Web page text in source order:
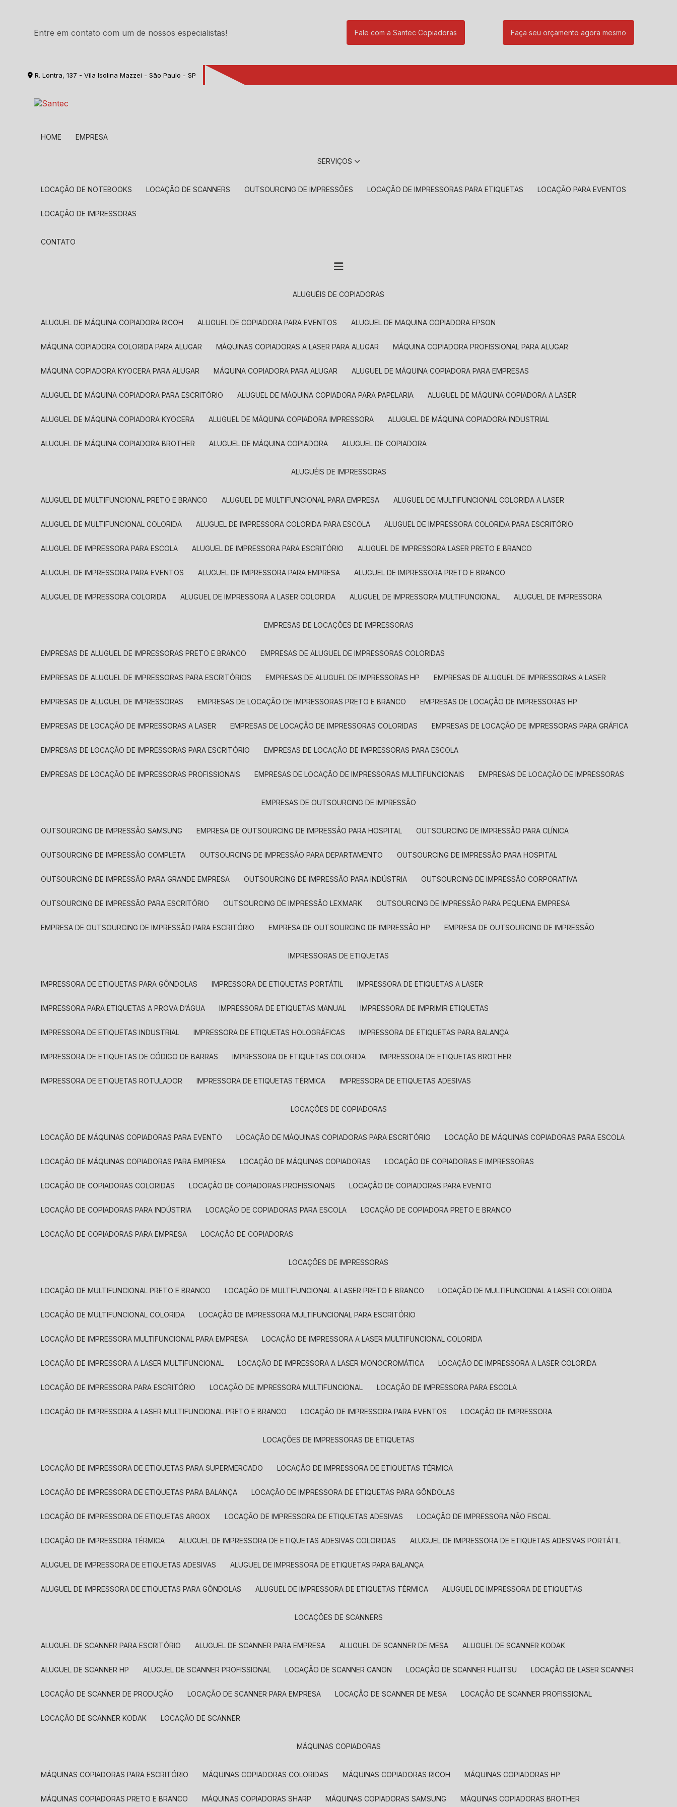
Entre em contato com um de nossos especialistas! Fale com a Santec Copiadoras Faça seu orçamento agora mesmo
R. Lontra, 137 - Vila Isolina Mazzei - São Paulo - SP
HOME EMPRESA
SERVIÇOS
LOCAÇÃO DE NOTEBOOKS LOCAÇÃO DE SCANNERS OUTSOURCING DE IMPRESSÕES LOCAÇÃO DE IMPRESSORAS PARA ETIQUETAS LOCAÇÃO PARA EVENTOS
LOCAÇÃO DE IMPRESSORAS
CONTATO
ALUGUÉIS DE COPIADORAS
ALUGUEL DE MÁQUINA COPIADORA RICOH ALUGUEL DE COPIADORA PARA EVENTOS ALUGUEL DE MAQUINA COPIADORA EPSON
MÁQUINA COPIADORA COLORIDA PARA ALUGAR MÁQUINAS COPIADORAS A LASER PARA ALUGAR MÁQUINA COPIADORA PROFISSIONAL PARA ALUGAR
MÁQUINA COPIADORA KYOCERA PARA ALUGAR MÁQUINA COPIADORA PARA ALUGAR ALUGUEL DE MÁQUINA COPIADORA PARA EMPRESAS
ALUGUEL DE MÁQUINA COPIADORA PARA ESCRITÓRIO ALUGUEL DE MÁQUINA COPIADORA PARA PAPELARIA ALUGUEL DE MÁQUINA COPIADORA A LASER
ALUGUEL DE MÁQUINA COPIADORA KYOCERA ALUGUEL DE MÁQUINA COPIADORA IMPRESSORA ALUGUEL DE MÁQUINA COPIADORA INDUSTRIAL
ALUGUEL DE MÁQUINA COPIADORA BROTHER ALUGUEL DE MÁQUINA COPIADORA ALUGUEL DE COPIADORA
ALUGUÉIS DE IMPRESSORAS
ALUGUEL DE MULTIFUNCIONAL PRETO E BRANCO ALUGUEL DE MULTIFUNCIONAL PARA EMPRESA ALUGUEL DE MULTIFUNCIONAL COLORIDA A LASER
ALUGUEL DE MULTIFUNCIONAL COLORIDA ALUGUEL DE IMPRESSORA COLORIDA PARA ESCOLA ALUGUEL DE IMPRESSORA COLORIDA PARA ESCRITÓRIO
ALUGUEL DE IMPRESSORA PARA ESCOLA ALUGUEL DE IMPRESSORA PARA ESCRITÓRIO ALUGUEL DE IMPRESSORA LASER PRETO E BRANCO
ALUGUEL DE IMPRESSORA PARA EVENTOS ALUGUEL DE IMPRESSORA PARA EMPRESA ALUGUEL DE IMPRESSORA PRETO E BRANCO
ALUGUEL DE IMPRESSORA COLORIDA ALUGUEL DE IMPRESSORA A LASER COLORIDA ALUGUEL DE IMPRESSORA MULTIFUNCIONAL ALUGUEL DE IMPRESSORA
EMPRESAS DE LOCAÇÕES DE IMPRESSORAS
EMPRESAS DE ALUGUEL DE IMPRESSORAS PRETO E BRANCO EMPRESAS DE ALUGUEL DE IMPRESSORAS COLORIDAS
EMPRESAS DE ALUGUEL DE IMPRESSORAS PARA ESCRITÓRIOS EMPRESAS DE ALUGUEL DE IMPRESSORAS HP EMPRESAS DE ALUGUEL DE IMPRESSORAS A LASER
EMPRESAS DE ALUGUEL DE IMPRESSORAS EMPRESAS DE LOCAÇÃO DE IMPRESSORAS PRETO E BRANCO EMPRESAS DE LOCAÇÃO DE IMPRESSORAS HP
EMPRESAS DE LOCAÇÃO DE IMPRESSORAS A LASER EMPRESAS DE LOCAÇÃO DE IMPRESSORAS COLORIDAS EMPRESAS DE LOCAÇÃO DE IMPRESSORAS PARA GRÁFICA
EMPRESAS DE LOCAÇÃO DE IMPRESSORAS PARA ESCRITÓRIO EMPRESAS DE LOCAÇÃO DE IMPRESSORAS PARA ESCOLA
EMPRESAS DE LOCAÇÃO DE IMPRESSORAS PROFISSIONAIS EMPRESAS DE LOCAÇÃO DE IMPRESSORAS MULTIFUNCIONAIS EMPRESAS DE LOCAÇÃO DE IMPRESSORAS
EMPRESAS DE OUTSOURCING DE IMPRESSÃO
OUTSOURCING DE IMPRESSÃO SAMSUNG EMPRESA DE OUTSOURCING DE IMPRESSÃO PARA HOSPITAL OUTSOURCING DE IMPRESSÃO PARA CLÍNICA
OUTSOURCING DE IMPRESSÃO COMPLETA OUTSOURCING DE IMPRESSÃO PARA DEPARTAMENTO OUTSOURCING DE IMPRESSÃO PARA HOSPITAL
OUTSOURCING DE IMPRESSÃO PARA GRANDE EMPRESA OUTSOURCING DE IMPRESSÃO PARA INDÚSTRIA OUTSOURCING DE IMPRESSÃO CORPORATIVA
OUTSOURCING DE IMPRESSÃO PARA ESCRITÓRIO OUTSOURCING DE IMPRESSÃO LEXMARK OUTSOURCING DE IMPRESSÃO PARA PEQUENA EMPRESA
EMPRESA DE OUTSOURCING DE IMPRESSÃO PARA ESCRITÓRIO EMPRESA DE OUTSOURCING DE IMPRESSÃO HP EMPRESA DE OUTSOURCING DE IMPRESSÃO
IMPRESSORAS DE ETIQUETAS
IMPRESSORA DE ETIQUETAS PARA GÔNDOLAS IMPRESSORA DE ETIQUETAS PORTÁTIL IMPRESSORA DE ETIQUETAS A LASER
IMPRESSORA PARA ETIQUETAS A PROVA D’ÁGUA IMPRESSORA DE ETIQUETAS MANUAL IMPRESSORA DE IMPRIMIR ETIQUETAS
IMPRESSORA DE ETIQUETAS INDUSTRIAL IMPRESSORA DE ETIQUETAS HOLOGRÁFICAS IMPRESSORA DE ETIQUETAS PARA BALANÇA
IMPRESSORA DE ETIQUETAS DE CÓDIGO DE BARRAS IMPRESSORA DE ETIQUETAS COLORIDA IMPRESSORA DE ETIQUETAS BROTHER
IMPRESSORA DE ETIQUETAS ROTULADOR IMPRESSORA DE ETIQUETAS TÉRMICA IMPRESSORA DE ETIQUETAS ADESIVAS
LOCAÇÕES DE COPIADORAS
LOCAÇÃO DE MÁQUINAS COPIADORAS PARA EVENTO LOCAÇÃO DE MÁQUINAS COPIADORAS PARA ESCRITÓRIO LOCAÇÃO DE MÁQUINAS COPIADORAS PARA ESCOLA
LOCAÇÃO DE MÁQUINAS COPIADORAS PARA EMPRESA LOCAÇÃO DE MÁQUINAS COPIADORAS LOCAÇÃO DE COPIADORAS E IMPRESSORAS
LOCAÇÃO DE COPIADORAS COLORIDAS LOCAÇÃO DE COPIADORAS PROFISSIONAIS LOCAÇÃO DE COPIADORAS PARA EVENTO
LOCAÇÃO DE COPIADORAS PARA INDÚSTRIA LOCAÇÃO DE COPIADORAS PARA ESCOLA LOCAÇÃO DE COPIADORA PRETO E BRANCO
LOCAÇÃO DE COPIADORAS PARA EMPRESA LOCAÇÃO DE COPIADORAS
LOCAÇÕES DE IMPRESSORAS
LOCAÇÃO DE MULTIFUNCIONAL PRETO E BRANCO LOCAÇÃO DE MULTIFUNCIONAL A LASER PRETO E BRANCO LOCAÇÃO DE MULTIFUNCIONAL A LASER COLORIDA
LOCAÇÃO DE MULTIFUNCIONAL COLORIDA LOCAÇÃO DE IMPRESSORA MULTIFUNCIONAL PARA ESCRITÓRIO
LOCAÇÃO DE IMPRESSORA MULTIFUNCIONAL PARA EMPRESA LOCAÇÃO DE IMPRESSORA A LASER MULTIFUNCIONAL COLORIDA
LOCAÇÃO DE IMPRESSORA A LASER MULTIFUNCIONAL LOCAÇÃO DE IMPRESSORA A LASER MONOCROMÁTICA LOCAÇÃO DE IMPRESSORA A LASER COLORIDA
LOCAÇÃO DE IMPRESSORA PARA ESCRITÓRIO LOCAÇÃO DE IMPRESSORA MULTIFUNCIONAL LOCAÇÃO DE IMPRESSORA PARA ESCOLA
LOCAÇÃO DE IMPRESSORA A LASER MULTIFUNCIONAL PRETO E BRANCO LOCAÇÃO DE IMPRESSORA PARA EVENTOS LOCAÇÃO DE IMPRESSORA
LOCAÇÕES DE IMPRESSORAS DE ETIQUETAS
LOCAÇÃO DE IMPRESSORA DE ETIQUETAS PARA SUPERMERCADO LOCAÇÃO DE IMPRESSORA DE ETIQUETAS TÉRMICA
LOCAÇÃO DE IMPRESSORA DE ETIQUETAS PARA BALANÇA LOCAÇÃO DE IMPRESSORA DE ETIQUETAS PARA GÔNDOLAS
LOCAÇÃO DE IMPRESSORA DE ETIQUETAS ARGOX LOCAÇÃO DE IMPRESSORA DE ETIQUETAS ADESIVAS LOCAÇÃO DE IMPRESSORA NÃO FISCAL
LOCAÇÃO DE IMPRESSORA TÉRMICA ALUGUEL DE IMPRESSORA DE ETIQUETAS ADESIVAS COLORIDAS ALUGUEL DE IMPRESSORA DE ETIQUETAS ADESIVAS PORTÁTIL
ALUGUEL DE IMPRESSORA DE ETIQUETAS ADESIVAS ALUGUEL DE IMPRESSORA DE ETIQUETAS PARA BALANÇA
ALUGUEL DE IMPRESSORA DE ETIQUETAS PARA GÔNDOLAS ALUGUEL DE IMPRESSORA DE ETIQUETAS TÉRMICA ALUGUEL DE IMPRESSORA DE ETIQUETAS
LOCAÇÕES DE SCANNERS
ALUGUEL DE SCANNER PARA ESCRITÓRIO ALUGUEL DE SCANNER PARA EMPRESA ALUGUEL DE SCANNER DE MESA ALUGUEL DE SCANNER KODAK
ALUGUEL DE SCANNER HP ALUGUEL DE SCANNER PROFISSIONAL LOCAÇÃO DE SCANNER CANON LOCAÇÃO DE SCANNER FUJITSU LOCAÇÃO DE LASER SCANNER
LOCAÇÃO DE SCANNER DE PRODUÇÃO LOCAÇÃO DE SCANNER PARA EMPRESA LOCAÇÃO DE SCANNER DE MESA LOCAÇÃO DE SCANNER PROFISSIONAL
LOCAÇÃO DE SCANNER KODAK LOCAÇÃO DE SCANNER
MÁQUINAS COPIADORAS
MÁQUINAS COPIADORAS PARA ESCRITÓRIO MÁQUINAS COPIADORAS COLORIDAS MÁQUINAS COPIADORAS RICOH MÁQUINAS COPIADORAS HP
MÁQUINAS COPIADORAS PRETO E BRANCO MÁQUINAS COPIADORAS SHARP MÁQUINAS COPIADORAS SAMSUNG MÁQUINAS COPIADORAS BROTHER